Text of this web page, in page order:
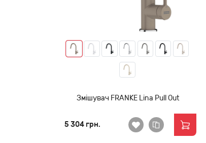
Змішувач FRANKE Lina Pull Out
5 304 грн.